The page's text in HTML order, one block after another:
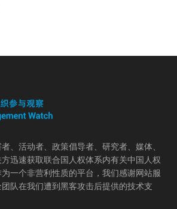
、活动者、政策倡导者、研究者、媒体、
迅速获取联合国人权体系内有关中国人权
一个非营利性质的平台，我们感谢网站服
队在我们遭到黑客攻击后提供的技术支